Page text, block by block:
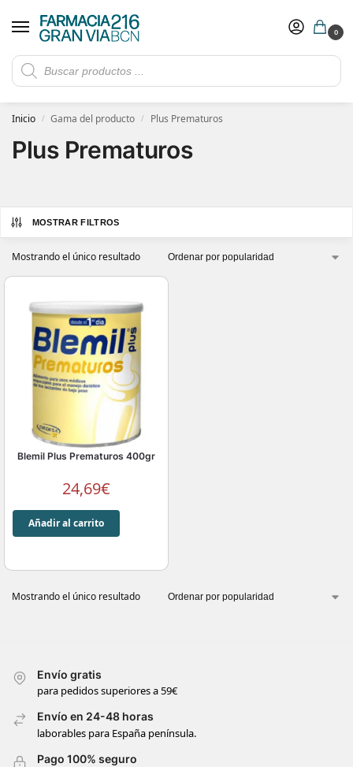
0
Rebajas de verano hasta -30%
​ 5€ de descuento con el cupón 5GRANVIA (compras superiores a 150€)
Inicio / Gama del producto / Plus Prematuros
Plus Prematuros
MOSTRAR FILTROS
Mostrando el único resultado
Blemil Plus Prematuros 400gr
24,69€
Añadir al carrito
Mostrando el único resultado
Envío gratis
para pedidos superiores a 59€
Envío en 24-48 horas
laborables para España península.
Pago 100% seguro